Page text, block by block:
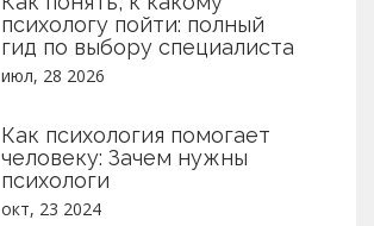
психологу пойти: полный
гид по выбору специалиста
июл, 28 2026
Как психология помогает
человеку: Зачем нужны
психологи
окт, 23 2024